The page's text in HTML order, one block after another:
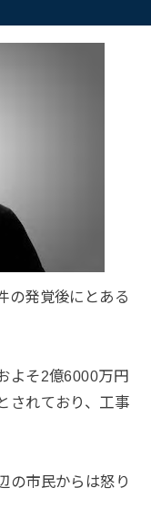
の発覚後にとある
よそ2億6000万円
されており、工事
の市民からは怒り